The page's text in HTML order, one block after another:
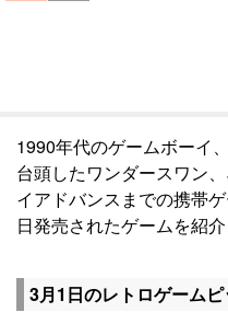
1990年代のゲームボーイ
台頭したワンダースワン
イアドバンスまでの携帯
日発売されたゲームを紹介
3月1日のレトロゲームピ